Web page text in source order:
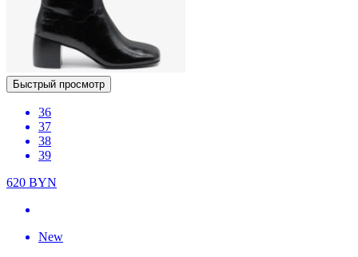
Быстрый просмотр
36
37
38
39
620 BYN
New